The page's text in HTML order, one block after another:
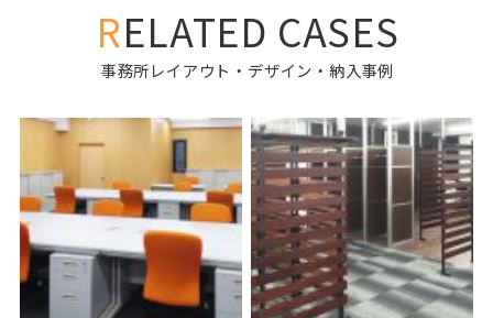
RELATED CASES
事務所レイアウト・デザイン・納入事例